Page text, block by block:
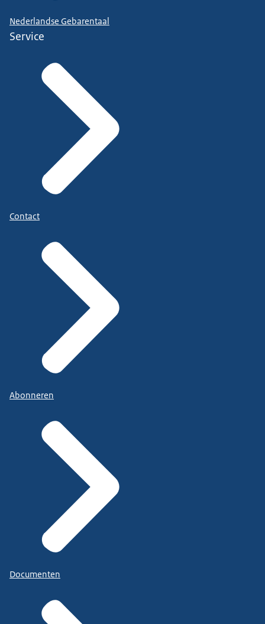
Nederlandse Gebarentaal
Service
Contact
Abonneren
Documenten